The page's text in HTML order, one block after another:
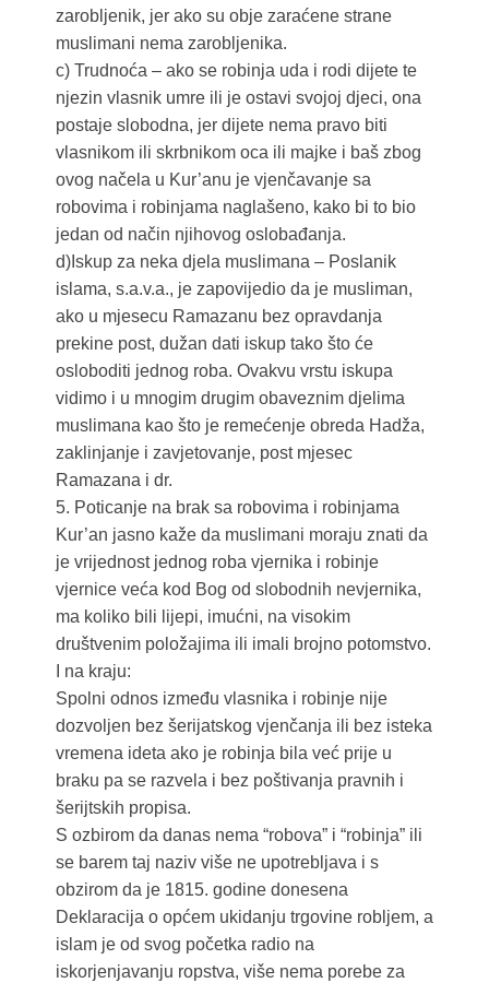
zarobljenik, jer ako su obje zaraćene strane
muslimani nema zarobljenika.
c) Trudnoća – ako se robinja uda i rodi dijete te
njezin vlasnik umre ili je ostavi svojoj djeci, ona
postaje slobodna, jer dijete nema pravo biti
vlasnikom ili skrbnikom oca ili majke i baš zbog
ovog načela u Kur’anu je vjenčavanje sa
robovima i robinjama naglašeno, kako bi to bio
jedan od način njihovog oslobađanja.
d)Iskup za neka djela muslimana – Poslanik
islama, s.a.v.a., je zapovijedio da je musliman,
ako u mjesecu Ramazanu bez opravdanja
prekine post, dužan dati iskup tako što će
osloboditi jednog roba. Ovakvu vrstu iskupa
vidimo i u mnogim drugim obaveznim djelima
muslimana kao što je remećenje obreda Hadža,
zaklinjanje i zavjetovanje, post mjesec
Ramazana i dr.
5. Poticanje na brak sa robovima i robinjama
Kur’an jasno kaže da muslimani moraju znati da
je vrijednost jednog roba vjernika i robinje
vjernice veća kod Bog od slobodnih nevjernika,
ma koliko bili lijepi, imućni, na visokim
društvenim položajima ili imali brojno potomstvo.
I na kraju:
Spolni odnos između vlasnika i robinje nije
dozvoljen bez šerijatskog vjenčanja ili bez isteka
vremena ideta ako je robinja bila već prije u
braku pa se razvela i bez poštivanja pravnih i
šerijtskih propisa.
S ozbirom da danas nema “robova” i “robinja” ili
se barem taj naziv više ne upotrebljava i s
obzirom da je 1815. godine donesena
Deklaracija o općem ukidanju trgovine robljem, a
islam je od svog početka radio na
iskorjenjavanju ropstva, više nema porebe za